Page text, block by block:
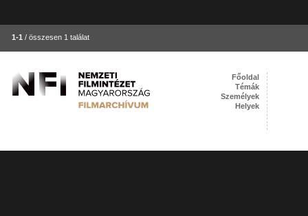
1-1 / összesen 1 találat
Főoldal
Témák
Személyek
Helyek